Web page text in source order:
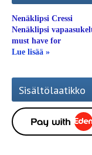
Nenäklipsi Cressi
Nenäklipsi
must have for
Lue lisää »
Sisältölaatikko